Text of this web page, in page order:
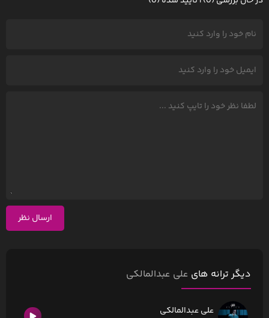
ارسال نظر
دیگر ترانه های علی عبدالمالکی
علی عبدالمالکی